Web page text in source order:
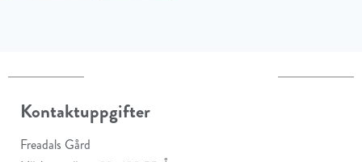
Kontaktuppgifter
Freadals Gård